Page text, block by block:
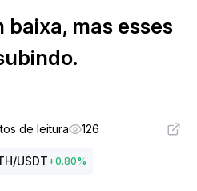
mas esses
de leitura 126
/USDT+0.80%